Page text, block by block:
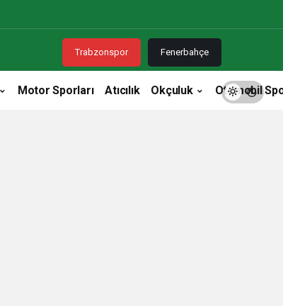
Trabzonspor Fenerbahçe
Motor Sporları Atıcılık Okçuluk Otomobil